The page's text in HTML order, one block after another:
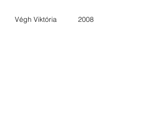
Végh Viktória 2008